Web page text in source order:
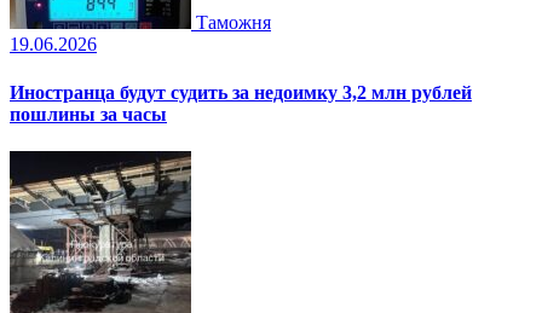
Таможня
19.06.2026
Иностранца будут судить за недоимку 3,2 млн рублей
пошлины за часы